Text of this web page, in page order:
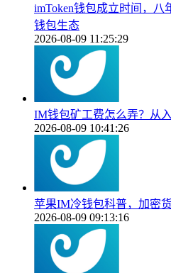
imToken钱包成立时间，
钱包生态
2026-08-09 11:25:29
IM钱包矿工费怎么弄？从
2026-08-09 10:41:26
苹果IM冷钱包科普，加密
2026-08-09 09:13:16